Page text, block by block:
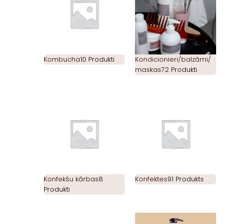
Kombucha10 Produkti
Kondicionieri/balzāmi/
maskas72 Produkti
Konfekšu kārbas8
Produkti
Konfektes91 Produkts